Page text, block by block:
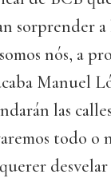
sorprender
nós, a
Manuel
las
todo o
desvelar